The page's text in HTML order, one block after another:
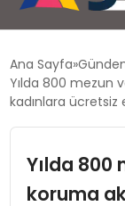
EKONOMI
MAGAZIN
Ana Sayfa
Yılda 800 mezun
kadınlara ücretsiz
Yılda
koruma